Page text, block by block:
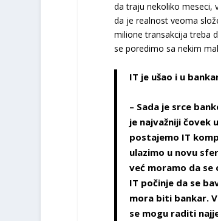
da traju nekoliko meseci,
da je realnost veoma
milione transakcija treba
se poredimo sa nekim
IT je ušao i u
– Sada je srce
je najvažniji čovek
postajemo IT
ulazimo u novu
već moramo da se
IT počinje da se
mora biti bankar.
se mogu raditi